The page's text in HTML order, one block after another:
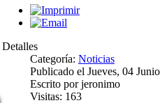
Actividades de la Asociación.
Martes, 10 Enero 2012
EXPOSICIONES, REGATAS
DAMNIFICADOS
CALENDARIO DE
Biografía Juan
Sábado, 04 Diciembre
Juan Sebastián de Elcano nació
Detalles
Categoría: Noticias
Publicado el Jueves, 04
Escrito por jeronimo
Visitas: 163